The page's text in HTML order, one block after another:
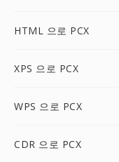
HTML 으로 PCX
XPS 으로 PCX
WPS 으로 PCX
CDR 으로 PCX